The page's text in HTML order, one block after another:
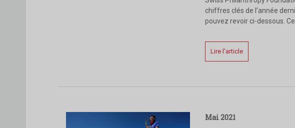
chiffres clés de l’année
pouvez revoir ci-dessous.
Lire l'article
mai 2021